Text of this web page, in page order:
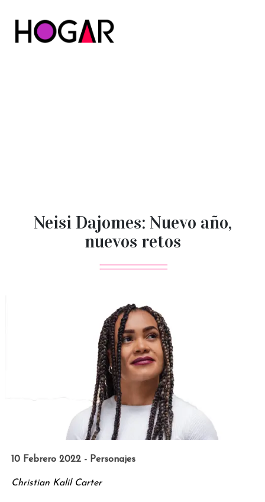
Neisi Dajomes: Nuevo año,
nuevos retos
10 Febrero 2022 - Personajes
Christian Kalil Carter